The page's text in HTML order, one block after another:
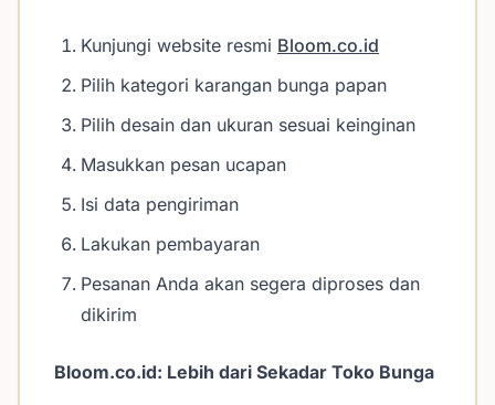
Kunjungi website resmi Bloom.co.id
Pilih kategori karangan bunga papan
Pilih desain dan ukuran sesuai keinginan
Masukkan pesan ucapan
Isi data pengiriman
Lakukan pembayaran
Pesanan Anda akan segera diproses dan
dikirim
Bloom.co.id: Lebih dari Sekadar Toko Bunga